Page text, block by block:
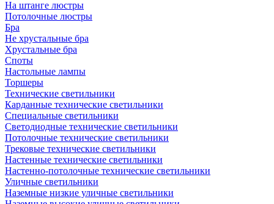
На штанге люстры
Потолочные люстры
Бра
Не хрустальные бра
Хрустальные бра
Споты
Настольные лампы
Торшеры
Технические светильники
Карданные технические светильники
Специальные светильники
Светодиодные технические светильники
Потолочные технические светильники
Трековые технические светильники
Настенные технические светильники
Настенно-потолочные технические светильники
Уличные светильники
Наземные низкие уличные светильники